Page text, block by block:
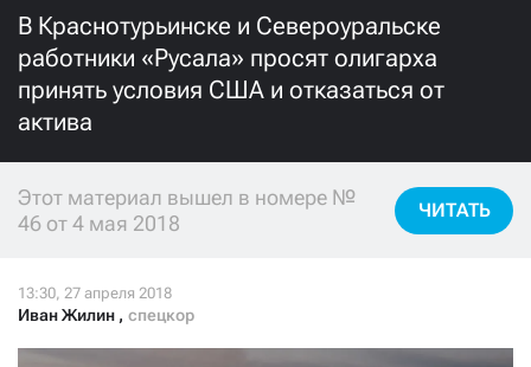
В Краснотурьинске и Североуральске
работники «Русала» просят олигарха
принять условия США и отказаться от
актива
Этот материал вышел в номере №
46 от 4 мая 2018
ЧИТАТЬ
Иван Жилин , спецкор
3000 1000
500 300
Нажимая кнопку «Стать соучастником»,
и подтверждаю свое гражданство РФ
Если у вас есть вопросы, пишите donate@novayagazeta.ruили